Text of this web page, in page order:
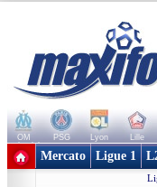
OM PSG Lyon Lille
+ de clubs
Mercato Ligue 1